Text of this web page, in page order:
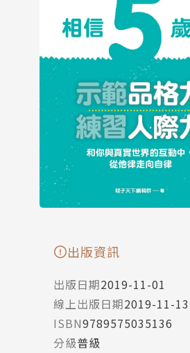
出版資訊
出版日期2019-11-01
線上出版日期2019-11-13
ISBN9789575035136
分級普級